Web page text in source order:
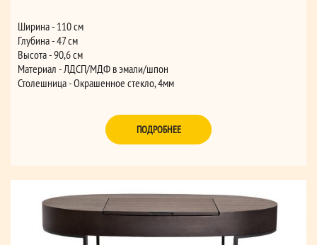
Ширина - 110 см
Глубина - 47 см
Высота - 90,6 см
Материал - ЛДСП/МДФ в эмали/шпон
Столешница - Окрашенное стекло, 4мм
Цвет фасада / корпуса: Бежевый
Цвет внутренних поверхностей: Бежевый
Цвет столешницы: Медь
ПОДРОБНЕЕ